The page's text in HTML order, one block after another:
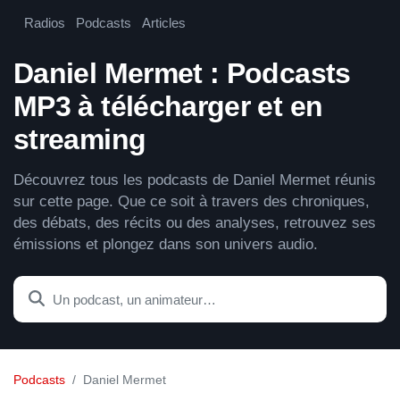
Radios Podcasts Articles
Daniel Mermet : Podcasts
MP3 à télécharger et en
streaming
Découvrez tous les podcasts de Daniel Mermet réunis
sur cette page. Que ce soit à travers des chroniques,
des débats, des récits ou des analyses, retrouvez ses
émissions et plongez dans son univers audio.
Podcasts Daniel Mermet